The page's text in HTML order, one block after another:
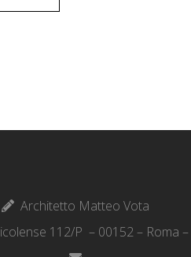
Architetto Matteo Vota
112/P – 00152 – Roma –